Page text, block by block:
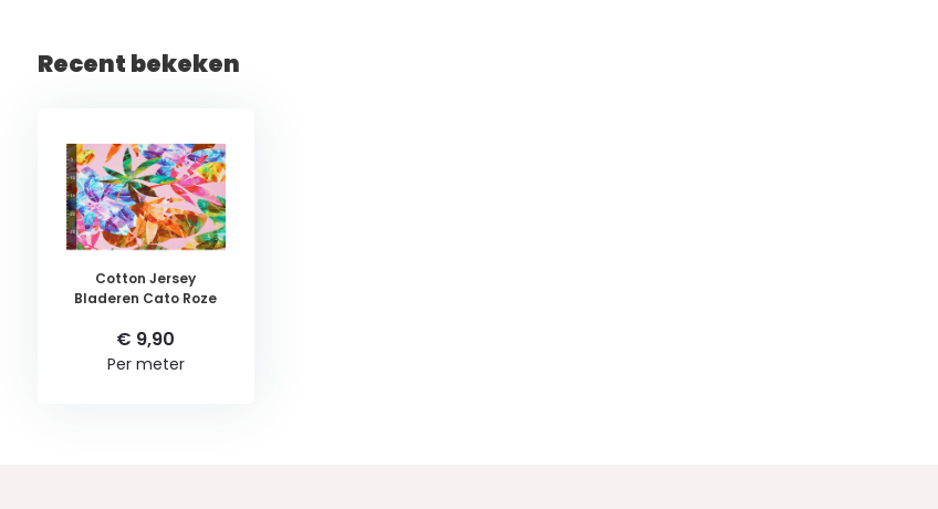
Recent bekeken
Cotton Jersey
Bladeren Cato Roze
€ 9,90
Per meter